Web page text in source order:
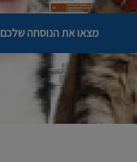
מצאו את הנוסחה שלכם